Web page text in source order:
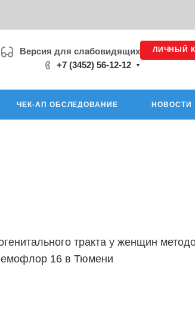
Версия для слабовидящих
+7 (3452) 56-12-12
ЛИЧНЫЙ
ЧЕК-АП ОБСЛЕДОВАНИЕ НОВОСТИ
тракта у женщин
16 в Тюмени